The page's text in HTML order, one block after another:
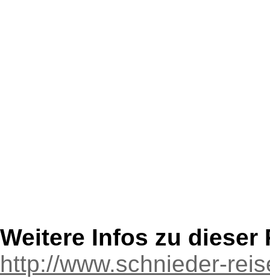
Weitere Infos zu dieser
http://www.schnieder-